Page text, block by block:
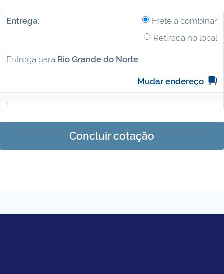
Frete à combinar
Retirada no local
Entrega para Rio Grande do Norte.
Mudar endereço
Concluir cotação